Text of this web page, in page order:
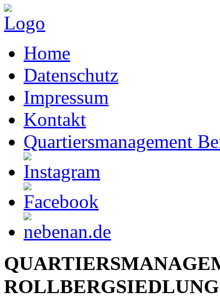
Home
Datenschutz
Impressum
Kontakt
Quartiersmanagement
ROLLBERGSIEDLUNG